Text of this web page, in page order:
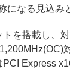
になる見込み
を搭載し、
Express